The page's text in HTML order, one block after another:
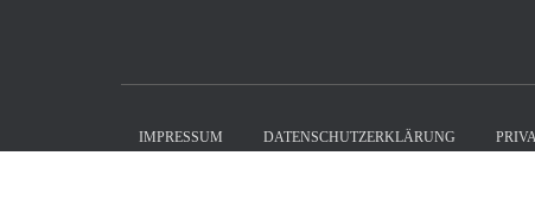
IMPRESSUM DATENSCHUTZERKLÄRUNG